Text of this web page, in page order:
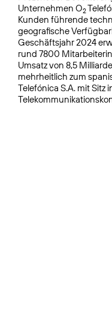
Unternehmen O2
Kunden führende
geografische
Geschäftsjahr 2024
rund 7800
Umsatz von 8,5
mehrheitlich zum
Telefónica S.A. mit Sitz